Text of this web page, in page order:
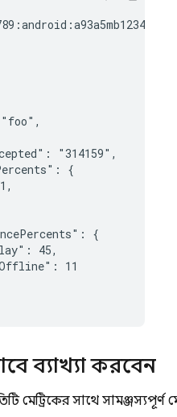
"314159",
{
{
45,
11
ব্যাখ্যা করবেন
মেট্রিকের সাথে